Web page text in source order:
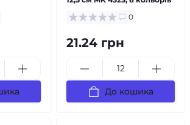
0
21.24 грн
До кошика